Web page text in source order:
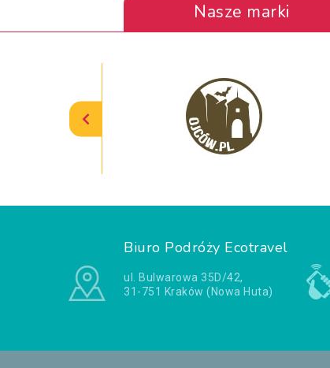
Nasze marki
Biuro Podróży Ecotravel
ul. Bulwarowa 35D/42,
31-751 Kraków (Nowa Huta)